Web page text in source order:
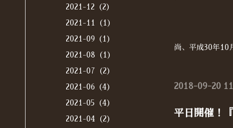
尚、平成30年10
2018-09-20
平日開催！
2021-12（2）
2021-11（1）
2021-09（1）
2021-08（1）
2021-07（2）
2021-06（4）
2021-05（4）
2021-04（2）